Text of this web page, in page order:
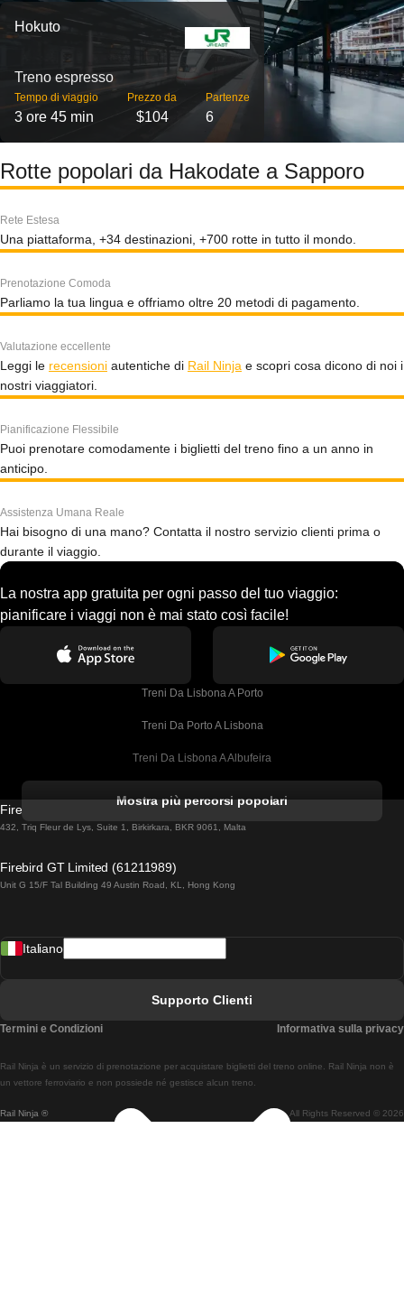
Hokuto
Treno espresso
Tempo di viaggio
3 ore 45 min
Prezzo da
$104
Partenze
6
Rotte popolari da Hakodate a Sapporo
Rete Estesa
Una piattaforma, +34 destinazioni, +700 rotte in tutto il mondo.
Prenotazione Comoda
Parliamo la tua lingua e offriamo oltre 20 metodi di pagamento.
Valutazione eccellente
Leggi le recensioni autentiche di Rail Ninja e scopri cosa dicono di noi i
nostri viaggiatori.
Pianificazione Flessibile
Puoi prenotare comodamente i biglietti del treno fino a un anno in
anticipo.
Assistenza Umana Reale
Hai bisogno di una mano? Contatta il nostro servizio clienti prima o
durante il viaggio.
La nostra app gratuita per ogni passo del tuo viaggio:
pianificare i viaggi non è mai stato così facile!
Treni Da Lisbona A Porto
Treni Da Porto A Lisbona
Treni Da Lisbona A Albufeira
Treni Da Lisbona A Lagos
Treni Da Lisbona A Madrid
Treni Da Lisbon A Braga
Treni Da Braga A Lisbona
Mostra più percorsi popolari
Firebird GT Limited (OC 1451)
432, Triq Fleur de Lys, Suite 1, Birkirkara, BKR 9061, Malta
Firebird GT Limited (61211989)
Unit G 15/F Tal Building 49 Austin Road, KL, Hong Kong
Rail Ninja ® All Rights Reserved © 2026
Rail Ninja è un servizio di prenotazione per acquistare biglietti del treno online. Rail Ninja non è
un vettore ferroviario e non possiede né gestisce alcun treno.
Italiano
Supporto Clienti
Termini e Condizioni Informativa sulla privacy